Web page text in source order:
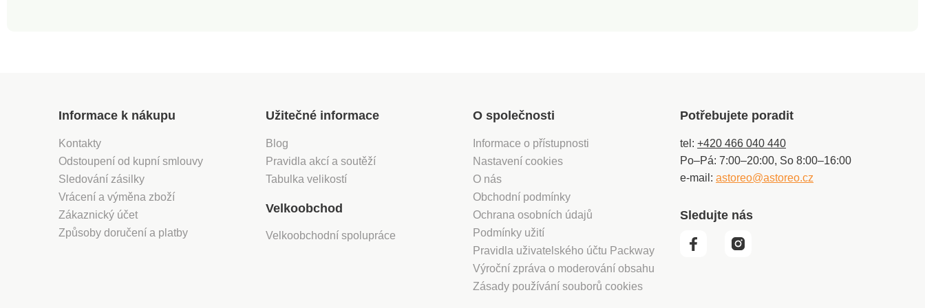
Informace k nákupu
Kontakty
Odstoupení od kupní smlouvy
Sledování zásilky
Vrácení a výměna zboží
Zákaznický účet
Způsoby doručení a platby
Užitečné informace
Blog
Pravidla akcí a soutěží
Tabulka velikostí
Velkoobchod
Velkoobchodní spolupráce
O společnosti
Informace o přístupnosti
Nastavení cookies
O nás
Obchodní podmínky
Ochrana osobních údajů
Podmínky užití
Pravidla uživatelského účtu Packway
Výroční zpráva o moderování obsahu
Zásady používání souborů cookies
Potřebujete poradit
tel: +420 466 040 440
Po–Pá: 7:00–20:00, So 8:00–16:00
e-mail: astoreo@astoreo.cz
Sledujte nás